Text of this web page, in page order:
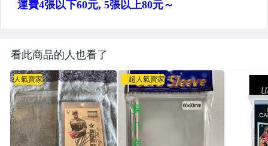
看此商品的人也看了
人氣賣家 超人氣賣家